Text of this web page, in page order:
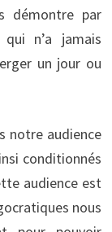
démontre par
n’a jamais
un jour ou
notre audience
conditionnés
audience est
nous